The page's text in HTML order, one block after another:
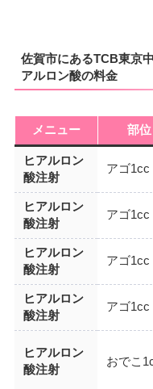
佐賀市にあるTCB東京
アルロン酸の料金
メニュー 部位
ヒアルロン
酸注射
アゴ1cc
ヒアルロン
酸注射
アゴ1cc
ヒアルロン
酸注射
アゴ1cc
ヒアルロン
酸注射
アゴ1cc
ヒアルロン
酸注射
おでこ